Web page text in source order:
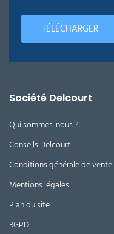
TÉLÉCHARGER
Société Delcourt
Qui sommes-nous ?
Conseils Delcourt
Conditions générale de vente
Mentions légales
Plan du site
RGPD